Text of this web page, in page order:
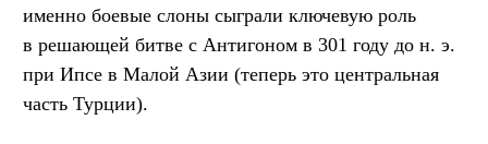
именно боевые слоны сыграли ключевую роль
в решающей битве с Антигоном в 301 году до н. э.
при Ипсе в Малой Азии (теперь это центральная
часть Турции).